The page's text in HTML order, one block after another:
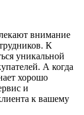
внимание
К
уникальной
А когда
хорошо
и
к вашему